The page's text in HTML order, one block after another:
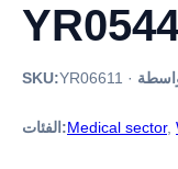
SKU:YR06611 ·
الفئات:Medical sector,